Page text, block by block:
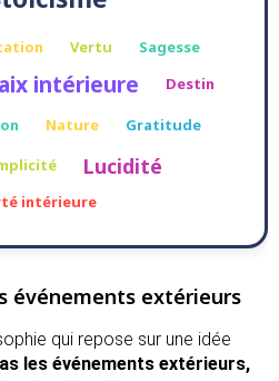
Vertu
Sagesse
intérieure Destin
Nature
Gratitude
Lucidité
intérieure
événements extérieurs
qui repose sur une idée
les événements extérieurs,